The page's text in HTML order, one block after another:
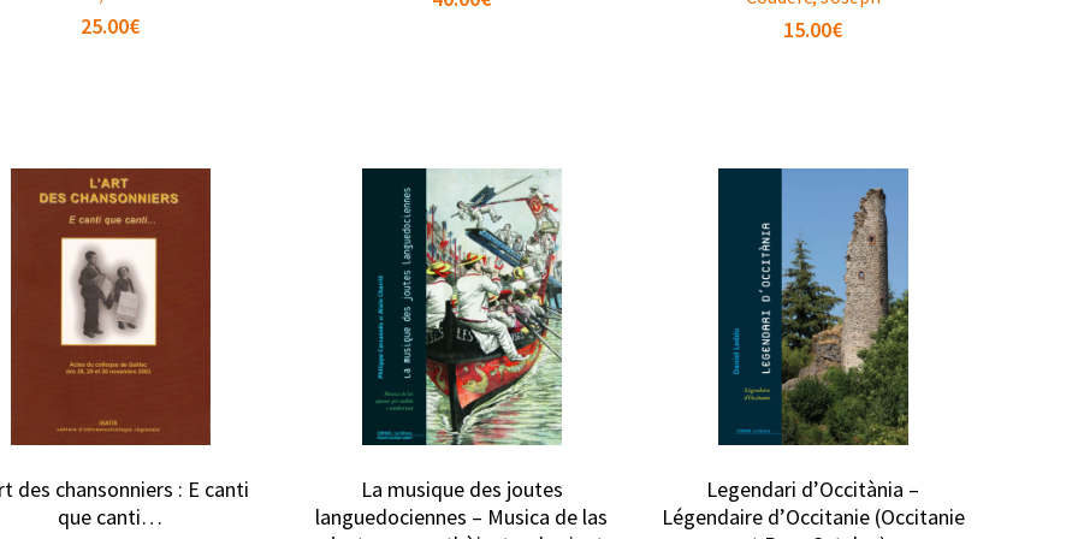
25.00€ 15.00€
des chansonniers : E canti
que canti…
La musique des joutes
languedociennes – Musica de las
Legendari d’Occitània –
Légendaire d’Occitanie (Occitanie